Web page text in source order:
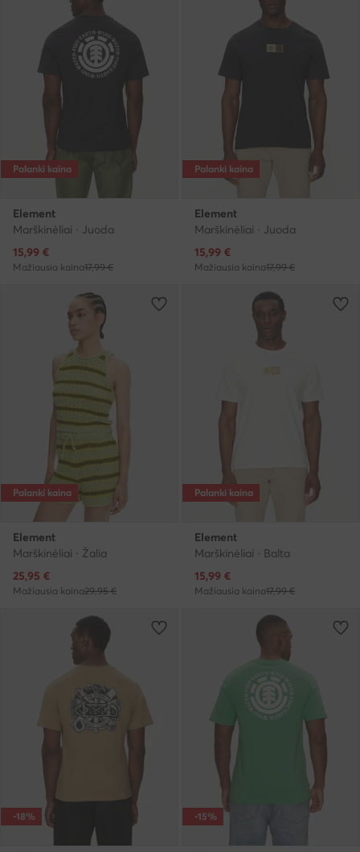
Palanki kaina
Element
Marškinėliai · Juoda
Dabartinė kaina
15,99 €
Mažiausia kaina17,99 €
Palanki kaina
Element
Marškinėliai · Juoda
Dabartinė kaina
15,99 €
Mažiausia kaina17,99 €
Palanki kaina
Element
Marškinėliai · Žalia
Dabartinė kaina
25,95 €
Mažiausia kaina29,95 €
Palanki kaina
Element
Marškinėliai · Balta
Dabartinė kaina
15,99 €
Mažiausia kaina17,99 €
-18% -15%